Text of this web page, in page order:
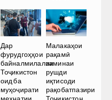
Дар
фурудгоҳҳои
байналмилалии
Тоҷикистон
оид ба
муҳоҷирати
Малакаҳои
рақамӣ
заминаи
рушди
иқтисоди
рақобатпазири
Тоҷикистон